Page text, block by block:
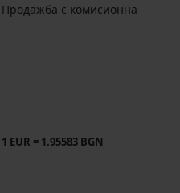
Продажба с комисионна
1 EUR = 1.95583 BGN